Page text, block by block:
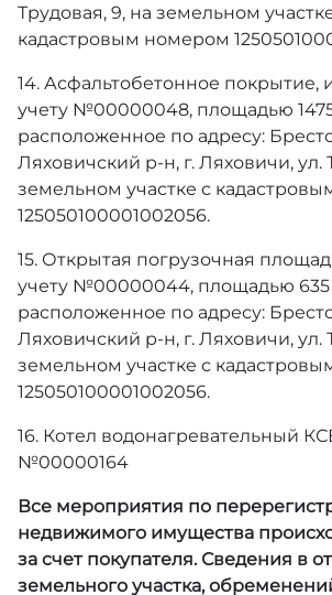
Трудовая, 9, на земельном
кадастровым номером
14. Асфальтобетонное покрытие,
учету №00000048, площадью
расположенное по адресу:
Ляховичский р-н, г. Ляховичи, ул.
земельном участке с
125050100001002056.
15. Открытая погрузочная
учету №00000044, площадью 635
расположенное по адресу:
Ляховичский р-н, г. Ляховичи, ул.
земельном участке с
125050100001002056.
16. Котел водонагревательный
№00000164
Все мероприятия по
недвижимого имущества
за счет покупателя. Сведения в
земельного участка,